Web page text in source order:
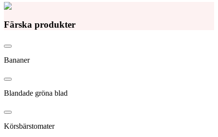
Färska produkter
Bananer
Blandade gröna blad
Körsbärstomater